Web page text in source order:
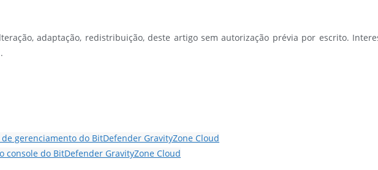
adaptação, redistribuição, deste artigo sem autorização prévia por escrito.
de gerenciamento do BitDefender GravityZone Cloud
console do BitDefender GravityZone Cloud